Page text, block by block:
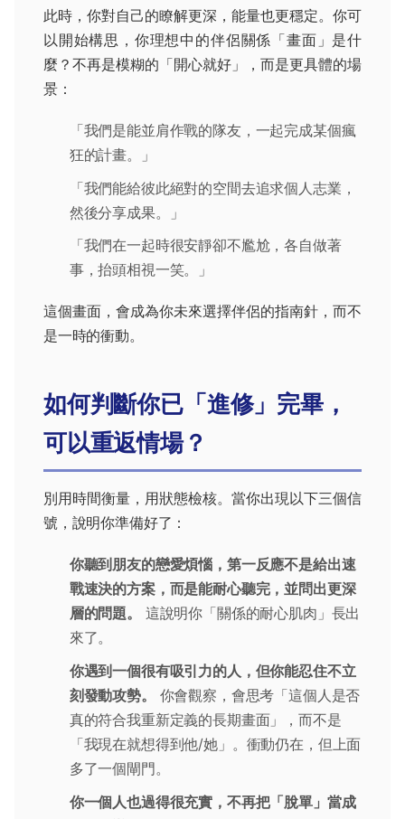
此時，你對自己的瞭解更深，能量也更穩定。你可
以開始構思，你理想中的伴侶關係「畫面」是什
麼？不再是模糊的「開心就好」，而是更具體的場
景：
「我們是能並肩作戰的隊友，一起完成某個瘋
狂的計畫。」
「我們能給彼此絕對的空間去追求個人志業，
然後分享成果。」
「我們在一起時很安靜卻不尷尬，各自做著
事，抬頭相視一笑。」
這個畫面，會成為你未來選擇伴侶的指南針，而不
是一時的衝動。
如何判斷你已「進修」完畢，
可以重返情場？
別用時間衡量，用狀態檢核。當你出現以下三個信
號，說明你準備好了：
你聽到朋友的戀愛煩惱，第一反應不是給出速
戰速決的方案，而是能耐心聽完，並問出更深
層的問題。
這說明你「關係的耐心肌肉」長出
來了。
你遇到一個很有吸引力的人，但你能忍住不立
刻發動攻勢。
你會觀察，會思考「這個人是否
真的符合我重新定義的長期畫面」，而不是
「我現在就想得到他/她」。衝動仍在，但上面
多了一個閘門。
你一個人也過得很充實，不再把「脫單」當成